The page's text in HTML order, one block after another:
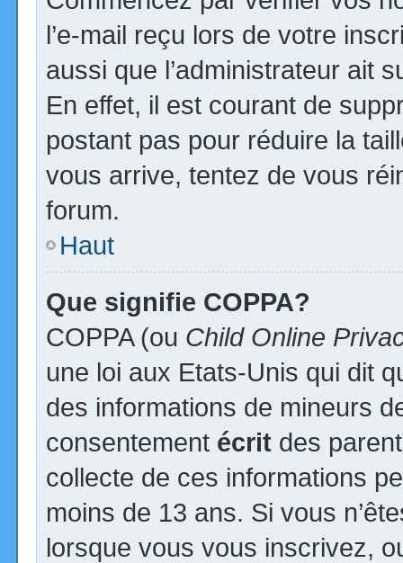
l’e-mail reçu lors de votre
aussi que l’administrateur ait
En effet, il est courant de
postant pas pour réduire la
vous arrive, tentez de vous
forum.
Haut
Que signifie COPPA?
COPPA (ou Child Online
une loi aux Etats-Unis qui dit
des informations de mineurs
consentement écrit des
collecte de ces informations
moins de 13 ans. Si vous
lorsque vous vous inscrivez,